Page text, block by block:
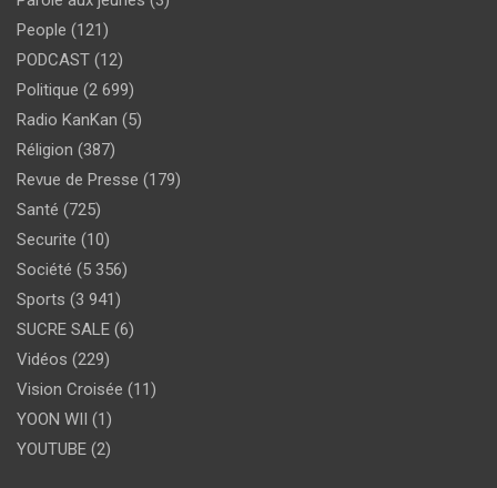
People (121)
PODCAST (12)
Politique (2 699)
Radio KanKan (5)
Réligion (387)
Revue de Presse (179)
Santé (725)
Securite (10)
Société (5 356)
Sports (3 941)
SUCRE SALE (6)
Vidéos (229)
Vision Croisée (11)
YOON WII (1)
YOUTUBE (2)